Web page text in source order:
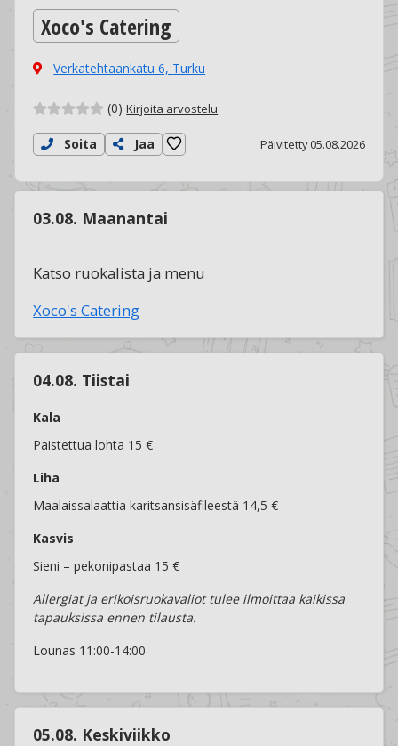
Xoco's Catering
Verkatehtaankatu 6, Turku
(0) Kirjoita arvostelu
Soita Jaa Päivitetty 05.08.2026
03.08. Maanantai
Katso ruokalista ja menu
Xoco's Catering
04.08. Tiistai
Kala
Paistettua lohta 15 €
Liha
Maalaissalaattia karitsansisäfileestä 14,5 €
Kasvis
Sieni – pekonipastaa 15 €
Allergiat ja erikoisruokavaliot tulee ilmoittaa kaikissa
tapauksissa ennen tilausta.
Lounas 11:00-14:00
05.08. Keskiviikko